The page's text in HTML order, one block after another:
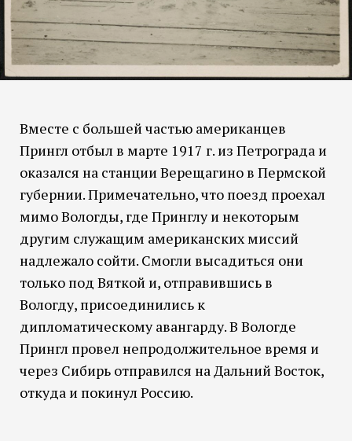
Вместе с большей частью американцев
Прингл отбыл в марте 1917 г. из Петрограда и
оказался на станции Верещагино в Пермской
губернии. Примечательно, что поезд проехал
мимо Вологды, где Принглу и некоторым
другим служащим американских миссий
надлежало сойти. Смогли высадиться они
только под Вяткой и, отправившись в
Вологду, присоединились к
дипломатическому авангарду. В Вологде
Прингл провел непродолжительное время и
через Сибирь отправился на Дальний Восток,
откуда и покинул Россию.